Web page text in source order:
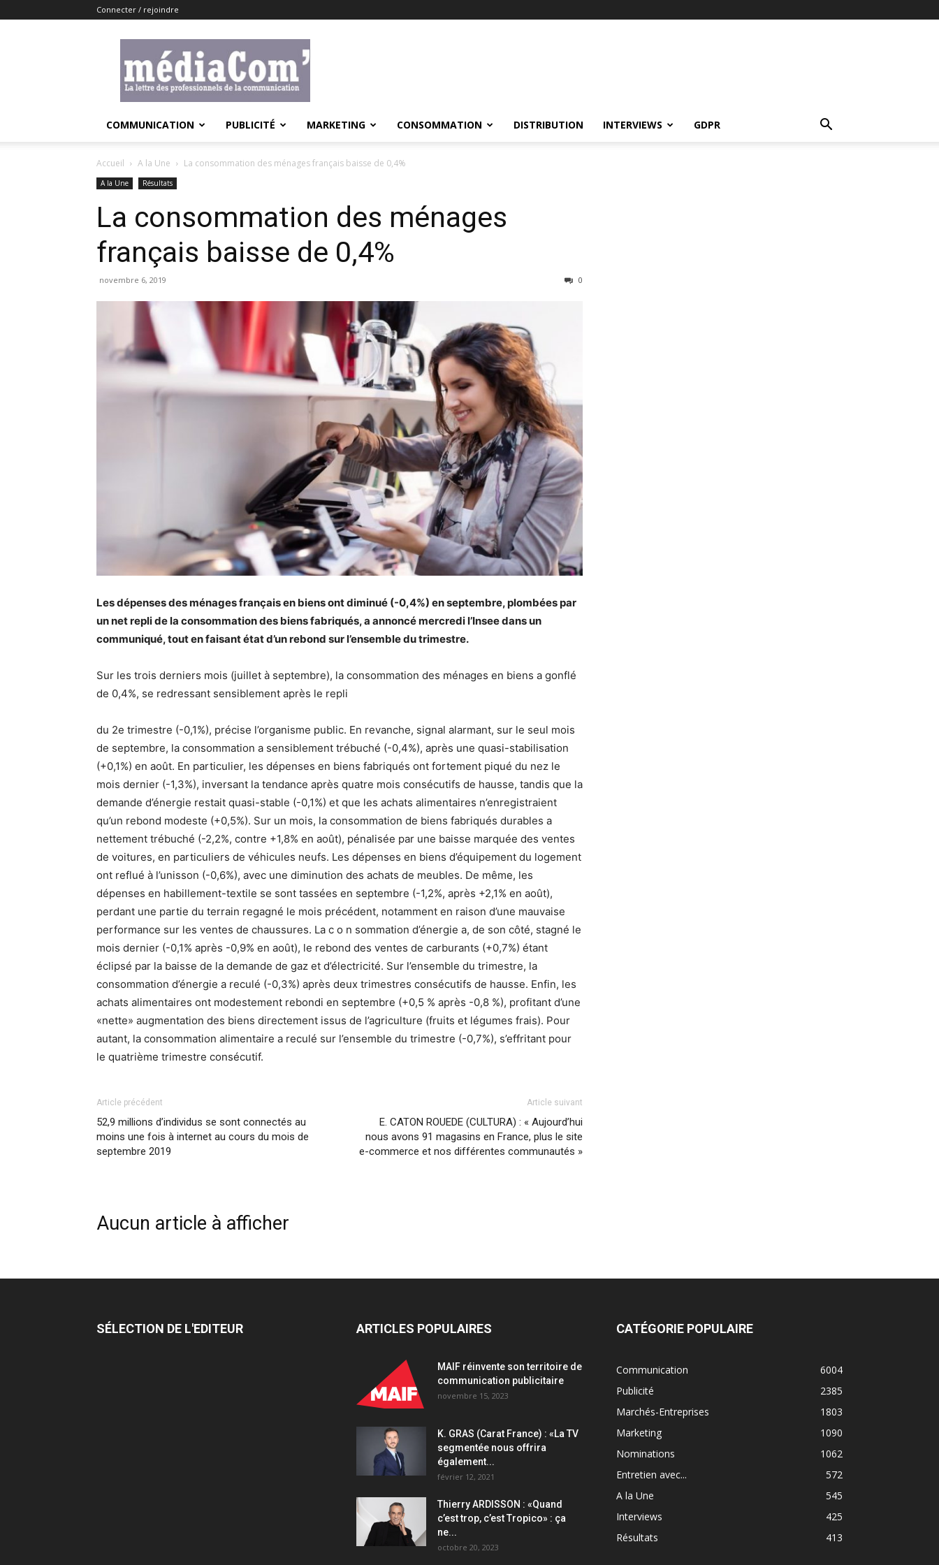
Connecter / rejoindre
COMMUNICATION PUBLICITÉ MARKETING CONSOMMATION DISTRIBUTION INTERVIEWS GDPR
Accueil A la Une La consommation des ménages français baisse de 0,4%
A la Une Résultats
La consommation des ménages
français baisse de 0,4%
novembre 6, 2019 0
Les dépenses des ménages français en biens ont diminué (-0,4%) en septembre, plombées par
un net repli de la consommation des biens fabriqués, a annoncé mercredi l’Insee dans un
communiqué, tout en faisant état d’un rebond sur l’ensemble du trimestre.
Sur les trois derniers mois (juillet à septembre), la consommation des ménages en biens a gonflé
de 0,4%, se redressant sensiblement après le repli
du 2e trimestre (-0,1%), précise l’organisme public. En revanche, signal alarmant, sur le seul mois
de septembre, la consommation a sensiblement trébuché (-0,4%), après une quasi-stabilisation
(+0,1%) en août. En particulier, les dépenses en biens fabriqués ont fortement piqué du nez le
mois dernier (-1,3%), inversant la tendance après quatre mois consécutifs de hausse, tandis que la
demande d’énergie restait quasi-stable (-0,1%) et que les achats alimentaires n’enregistraient
qu’un rebond modeste (+0,5%). Sur un mois, la consommation de biens fabriqués durables a
nettement trébuché (-2,2%, contre +1,8% en août), pénalisée par une baisse marquée des ventes
de voitures, en particuliers de véhicules neufs. Les dépenses en biens d’équipement du logement
ont reflué à l’unisson (-0,6%), avec une diminution des achats de meubles. De même, les
dépenses en habillement-textile se sont tassées en septembre (-1,2%, après +2,1% en août),
perdant une partie du terrain regagné le mois précédent, notamment en raison d’une mauvaise
performance sur les ventes de chaussures. La c o n sommation d’énergie a, de son côté, stagné le
mois dernier (-0,1% après -0,9% en août), le rebond des ventes de carburants (+0,7%) étant
éclipsé par la baisse de la demande de gaz et d’électricité. Sur l’ensemble du trimestre, la
consommation d’énergie a reculé (-0,3%) après deux trimestres consécutifs de hausse. Enfin, les
achats alimentaires ont modestement rebondi en septembre (+0,5 % après -0,8 %), profitant d’une
«nette» augmentation des biens directement issus de l’agriculture (fruits et légumes frais). Pour
autant, la consommation alimentaire a reculé sur l’ensemble du trimestre (-0,7%), s’effritant pour
le quatrième trimestre consécutif.
Article précédent
52,9 millions d’individus se sont connectés au
moins une fois à internet au cours du mois de
septembre 2019
Article suivant
E. CATON ROUEDE (CULTURA) : « Aujourd’hui
nous avons 91 magasins en France, plus le site
e-commerce et nos différentes communautés »
Aucun article à afficher
SÉLECTION DE L'EDITEUR ARTICLES POPULAIRES
MAIF réinvente son territoire de
communication publicitaire
novembre 15, 2023
K. GRAS (Carat France) : «La TV
segmentée nous offrira
également...
février 12, 2021
Thierry ARDISSON : «Quand
c’est trop, c’est Tropico» : ça
ne...
octobre 20, 2023
CATÉGORIE POPULAIRE
Communication
6004
Publicité
2385
Marchés-Entreprises
1803
Marketing
1090
Nominations
1062
Entretien avec...
572
A la Une
545
Interviews
425
Résultats
413